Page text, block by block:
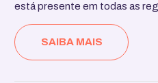
está presente em todas as
SAIBA MAIS